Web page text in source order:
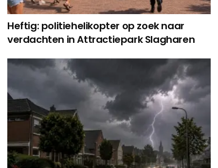
Heftig: politiehelikopter op zoek naar
verdachten in Attractiepark Slagharen